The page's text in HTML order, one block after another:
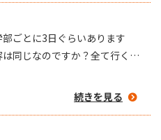
ごとに3日ぐらいあります
同じなのですか？全て行くべ
続きを見る